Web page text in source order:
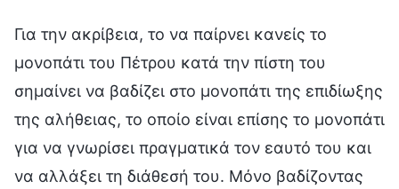
Για την ακρίβεια, το να παίρνει κανείς το
μονοπάτι του Πέτρου κατά την πίστη του
σημαίνει να βαδίζει στο μονοπάτι της επιδίωξης
της αλήθειας, το οποίο είναι επίσης το μονοπάτι
για να γνωρίσει πραγματικά τον εαυτό του και
να αλλάξει τη διάθεσή του. Μόνο βαδίζοντας